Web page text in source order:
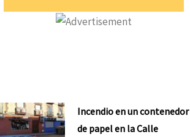
Incendio en un contenedor
de papel en la Calle